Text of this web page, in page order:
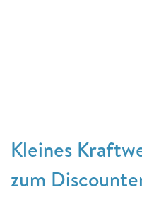
Kleines
zum